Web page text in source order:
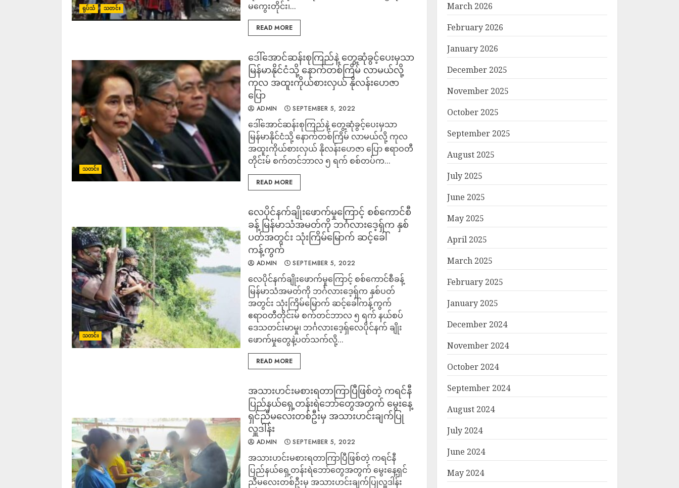
ရုပ်သံ သတင်း
မကွေးတိုင်း၊...
READ MORE
သတင်း
ဒေါ်အောင်ဆန်းစုကြည်နဲ့ တွေ့ဆုံခွင့်ပေးမှသာ
မြန်မာနိုင်ငံသို့ နောက်တစ်ကြိမ် လာမယ်လို့
ကုလ အထူးကိုယ်စားလှယ် နိုလန်းဟေဇာ
ပြော
ADMIN SEPTEMBER 5, 2022
ဒေါ်အောင်ဆန်းစုကြည်နဲ့ တွေ့ဆုံခွင့်ပေးမှသာ
မြန်မာနိုင်ငံသို့ နောက်တစ်ကြိမ် လာမယ်လို့ ကုလ
အထူးကိုယ်စားလှယ် နိုလန်းဟေဇာ ပြော ဧရာဝတီ
တိုင်းမ် စက်တင်ဘာလ ၅ ရက် စစ်တပ်က...
READ MORE
သတင်း
လေပိုင်နက်ချိုးဖောက်မှုကြောင့် စစ်ကောင်စီ
ခန့် မြန်မာသံအမတ်ကို ဘင်္ဂလားဒေ့ရှ်က နှစ်
ပတ်အတွင်း သုံးကြိမ်မြောက် ဆင့်ခေါ်
ကန့်ကွက်
ADMIN SEPTEMBER 5, 2022
လေပိုင်နက်ချိုးဖောက်မှုကြောင့် စစ်ကောင်စီခန့်
မြန်မာသံအမတ်ကို ဘင်္ဂလားဒေ့ရှ်က နှစ်ပတ်
အတွင်း သုံးကြိမ်မြောက် ဆင့်ခေါ်ကန့်ကွက်
ဧရာဝတီတိုင်းမ် စက်တင်ဘာလ ၅ ရက် နယ်စပ်
ဒေသတင်းမာမှု၊ ဘင်္ဂလားဒေ့ရှ်လေပိုင်နက် ချိုး
ဖောက်မှုတွေနဲ့ပတ်သက်လို့...
READ MORE
အသားဟင်းမစားရတာကြာပြီဖြစ်တဲ့ ကရင်နီ
ပြည်နယ်ရှေ့တန်းရဲဘော်တွေအတွက် မွေးနေ့
ရှင်ညီမလေးတစ်ဦးမှ အသားဟင်းချက်ပြု
လှူဒါန်း
ADMIN SEPTEMBER 5, 2022
အသားဟင်းမစားရတာကြာပြီဖြစ်တဲ့ ကရင်နီ
ပြည်နယ်ရှေ့တန်းရဲဘော်တွေအတွက် မွေးနေ့ရှင်
ညီမလေးတစ်ဦးမှ အသားဟင်းချက်ပြုလှူဒါန်း
March 2026
February 2026
January 2026
December 2025
November 2025
October 2025
September 2025
August 2025
July 2025
June 2025
May 2025
April 2025
March 2025
February 2025
January 2025
December 2024
November 2024
October 2024
September 2024
August 2024
July 2024
June 2024
May 2024